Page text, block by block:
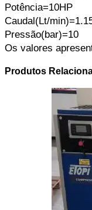
Potência=10HP
Caudal(Lt/
Pressão(bar)=10
Os valores
Produtos